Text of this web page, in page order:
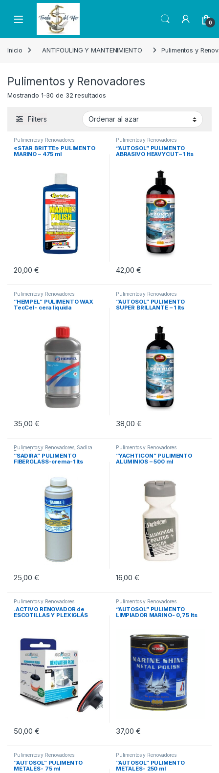
Skip to navigation
Skip to content
Open 0
Inicio ANTIFOULING Y MANTENIMIENTO Pulimentos y
Pulimentos y Renovadores
Mostrando 1–30 de 32 resultados
Filters
Pulimentos y Renovadores
«STAR BRITTE» PULIMENTO
MARINO – 475 ml
20,00€
Pulimentos y Renovadores
“AUTOSOL” PULIMENTO
ABRASIVO HEAVYCUT– 1 lts
42,00€
Pulimentos y Renovadores
“HEMPEL” PULIMENTO WAX
TecCel- cera liquida
35,00€
Pulimentos y Renovadores
“AUTOSOL” PULIMENTO
SUPER BRILLANTE – 1 lts
38,00€
Pulimentos y Renovadores, Sadira
Productos Técnicos
“SADIRA” PULIMENTO
FIBERGLASS-crema-1 lts
25,00€
Pulimentos y Renovadores
“YACHTICON” PULIMENTO
ALUMINIOS – 500 ml
16,00€
Pulimentos y Renovadores
.ACTIVO RENOVADOR de
ESCOTILLAS Y PLEXIGLÁS
50,00€
Pulimentos y Renovadores
“AUTOSOL” PULIMENTO
LIMPIADOR MARINO- 0,75 lts
37,00€
Pulimentos y Renovadores
“AUTOSOL” PULIMENTO
METALES- 75 ml
Pulimentos y Renovadores
“AUTOSOL” PULIMENTO
METALES- 250 ml